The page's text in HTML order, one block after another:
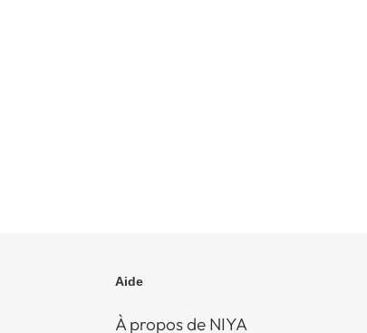
Aide
À propos de NIYA